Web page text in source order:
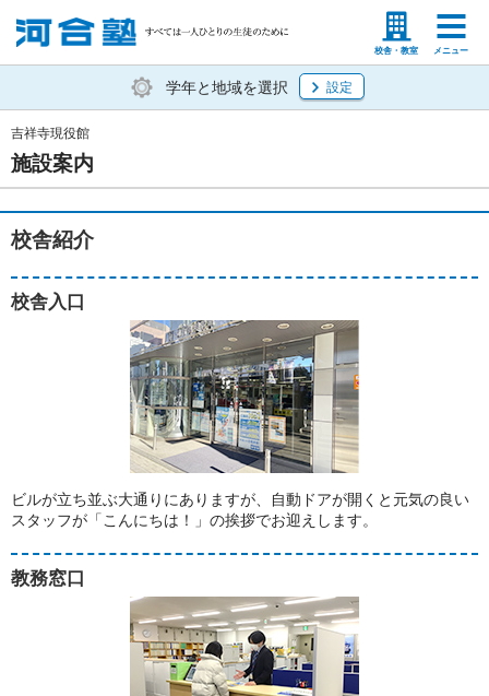
校舎・教室 メニュー
塾生の方 高等学校の先生
学年と地域を選択 設定
施設案内
吉祥寺現役館
校舎紹介
校舎入口
ビルが立ち並ぶ大通りにありますが、自動ドアが開くと元気の良い
スタッフが「こんにちは！」の挨拶でお迎えします。
教務窓口